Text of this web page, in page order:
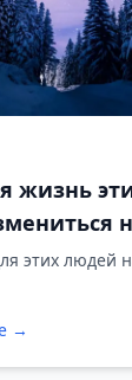
жизнь
этих людей
→